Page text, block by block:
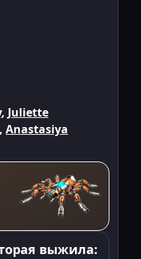
, Juliette
, Anastasiya
выжила: